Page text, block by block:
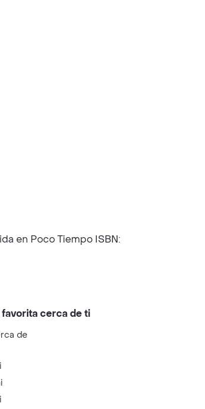
en Poco Tiempo ISBN:
cerca de ti
de